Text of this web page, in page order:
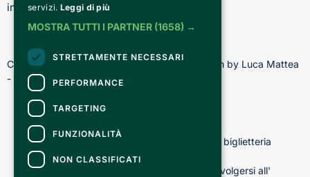
info@chiediscena.torino.it
Copyright © 2026 - All rights reserved - Design by Luca Mattea
- Made in Turin with
Per informazioni e supporto all'acquisto della biglietteria
Clicca qui
Per informazioni sul programma e l'evento, rivolgersi all'
servizi. Leggi di più
MOSTRA TUTTI I PARTNER (1658) →
STRETTAMENTE NECESSARI
PERFORMANCE
TARGETING
FUNZIONALITÀ
NON CLASSIFICATI